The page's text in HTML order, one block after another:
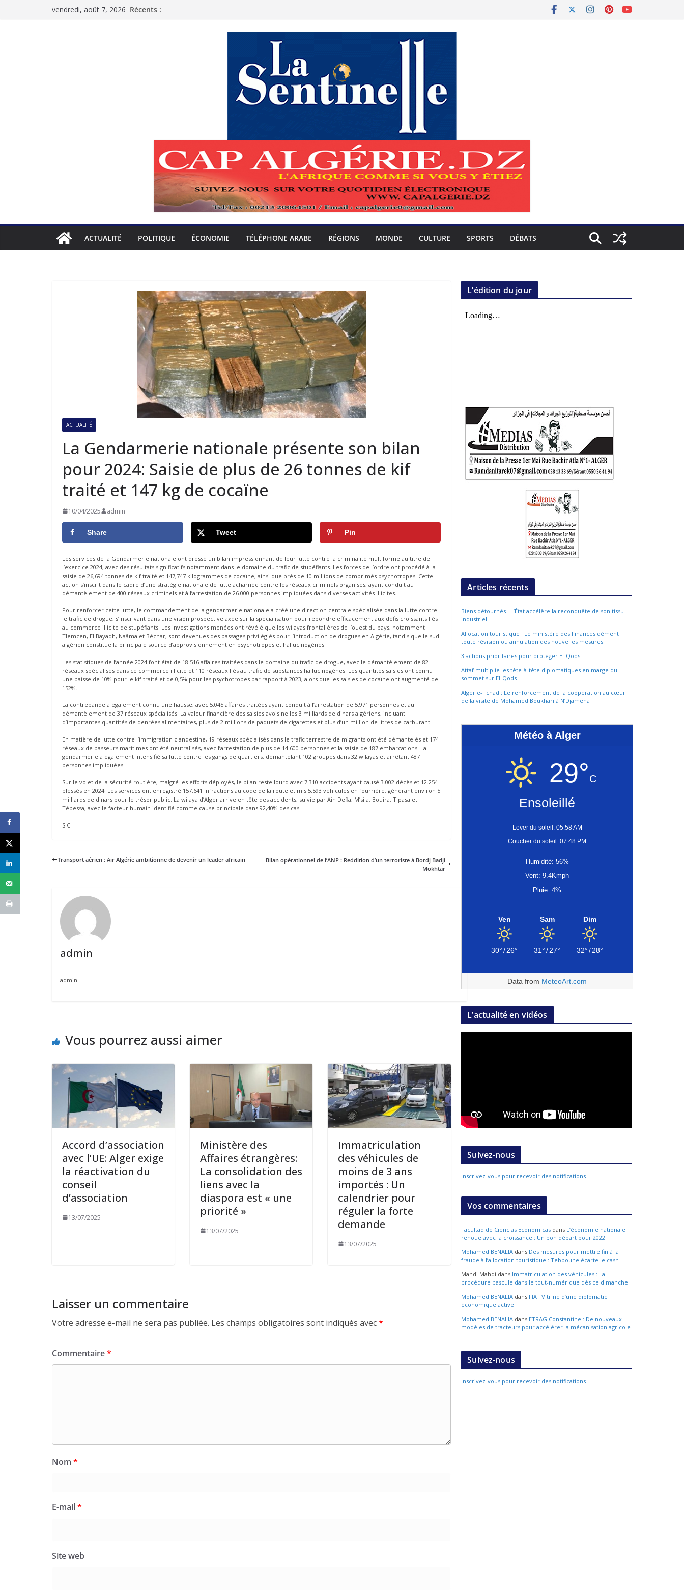
vendredi, août 7, 2026 Récents :
ACTUALITÉ POLITIQUE ÉCONOMIE TÉLÉPHONE ARABE RÉGIONS MONDE CULTURE SPORTS DÉBATS
ACTUALITÉ
La Gendarmerie nationale présente son bilan
pour 2024: Saisie de plus de 26 tonnes de kif
traité et 147 kg de cocaïne
10/04/2025 admin
Share Tweet Pin
Les services de la Gendarmerie nationale ont dressé un bilan impressionnant de leur lutte contre la criminalité multiforme au titre de
l’exercice 2024, avec des résultats significatifs notamment dans le domaine du trafic de stupéfiants. Les forces de l’ordre ont procédé à la
saisie de 26,694 tonnes de kif traité et 147,747 kilogrammes de cocaïne, ainsi que près de 10 millions de comprimés psychotropes. Cette
action s’inscrit dans le cadre d’une stratégie nationale de lutte acharnée contre les réseaux criminels organisés, ayant conduit au
démantèlement de 400 réseaux criminels et à l’arrestation de 26.000 personnes impliquées dans diverses activités illicites.
Pour renforcer cette lutte, le commandement de la gendarmerie nationale a créé une direction centrale spécialisée dans la lutte contre
le trafic de drogue, s’inscrivant dans une vision prospective axée sur la spécialisation pour répondre efficacement aux défis croissants liés
au commerce illicite de stupéfiants. Les investigations menées ont révélé que les wilayas frontalières de l’ouest du pays, notamment
Tlemcen, El Bayadh, Naâma et Béchar, sont devenues des passages privilégiés pour l’introduction de drogues en Algérie, tandis que le sud
algérien constitue la principale source d’approvisionnement en psychotropes et hallucinogènes.
Les statistiques de l’année 2024 font état de 18.516 affaires traitées dans le domaine du trafic de drogue, avec le démantèlement de 82
réseaux spécialisés dans ce commerce illicite et 110 réseaux liés au trafic de substances hallucinogènes. Les quantités saisies ont connu
une baisse de 10% pour le kif traité et de 0,5% pour les psychotropes par rapport à 2023, alors que les saisies de cocaïne ont augmenté de
152%.
La contrebande a également connu une hausse, avec 5.045 affaires traitées ayant conduit à l’arrestation de 5.971 personnes et au
démantèlement de 37 réseaux spécialisés. La valeur financière des saisies avoisine les 3 milliards de dinars algériens, incluant
d’importantes quantités de denrées alimentaires, plus de 2 millions de paquets de cigarettes et plus d’un million de litres de carburant.
En matière de lutte contre l’immigration clandestine, 19 réseaux spécialisés dans le trafic terrestre de migrants ont été démantelés et 174
réseaux de passeurs maritimes ont été neutralisés, avec l’arrestation de plus de 14.600 personnes et la saisie de 187 embarcations. La
gendarmerie a également intensifié sa lutte contre les gangs de quartiers, démantelant 102 groupes dans 32 wilayas et arrêtant 487
personnes impliquées.
Sur le volet de la sécurité routière, malgré les efforts déployés, le bilan reste lourd avec 7.310 accidents ayant causé 3.002 décès et 12.254
blessés en 2024. Les services ont enregistré 157.641 infractions au code de la route et mis 5.593 véhicules en fourrière, générant environ 5
milliards de dinars pour le trésor public. La wilaya d’Alger arrive en tête des accidents, suivie par Ain Defla, M’sila, Bouira, Tipasa et
Tébessa, avec le facteur humain identifié comme cause principale dans 92,40% des cas.
S.C.
Transport aérien : Air Algérie ambitionne de devenir un leader africain
Bilan opérationnel de l’ANP : Reddition d’un terroriste à Bordj Badji
Mokhtar
admin
admin
Vous pourrez aussi aimer
Accord d’association
avec l’UE: Alger exige
la réactivation du
conseil
d’association
13/07/2025
Ministère des
Affaires étrangères:
La consolidation des
liens avec la
diaspora est « une
priorité »
13/07/2025
Immatriculation
des véhicules de
moins de 3 ans
importés : Un
calendrier pour
réguler la forte
demande
13/07/2025
Laisser un commentaire
Votre adresse e-mail ne sera pas publiée. Les champs obligatoires sont indiqués avec*
Commentaire*
Nom *
E-mail*
Site web
L’édition du jour
Articles récents
Biens détournés : L’État accélère la reconquête de son tissu
industriel
Allocation touristique : Le ministère des Finances dément
toute révision ou annulation des nouvelles mesures
3 actions prioritaires pour protéger El-Qods
Attaf multiplie les tête-à-tête diplomatiques en marge du
sommet sur El-Qods
Algérie-Tchad : Le renforcement de la coopération au cœur
de la visite de Mohamed Boukhari à N’Djamena
Météo à Alger
29°C
Ensoleillé
Lever du soleil: 05:58 AM
Coucher du soleil: 07:48 PM
Humidité: 56%
Vent: 9.4Kmph
Pluie: 4%
Ven
30°/26°
Sam
31°/27°
Dim
32°/28°
Data from MeteoArt.com
L’actualité en vidéos
Suivez-nous
Inscrivez-vous pour recevoir des notifications
Vos commentaires
Facultad de Ciencias Económicas dans L’économie nationale
renoue avec la croissance : Un bon départ pour 2022
Mohamed BENALIA dans Des mesures pour mettre fin à la
fraude à l’allocation touristique : Tebboune écarte le cash !
Mahdi Mahdi dans Immatriculation des véhicules : La
procédure bascule dans le tout-numérique dès ce dimanche
Mohamed BENALIA dans FIA : Vitrine d’une diplomatie
économique active
Mohamed BENALIA dans ETRAG Constantine : De nouveaux
modèles de tracteurs pour accélérer la mécanisation agricole
Suivez-nous
Inscrivez-vous pour recevoir des notifications